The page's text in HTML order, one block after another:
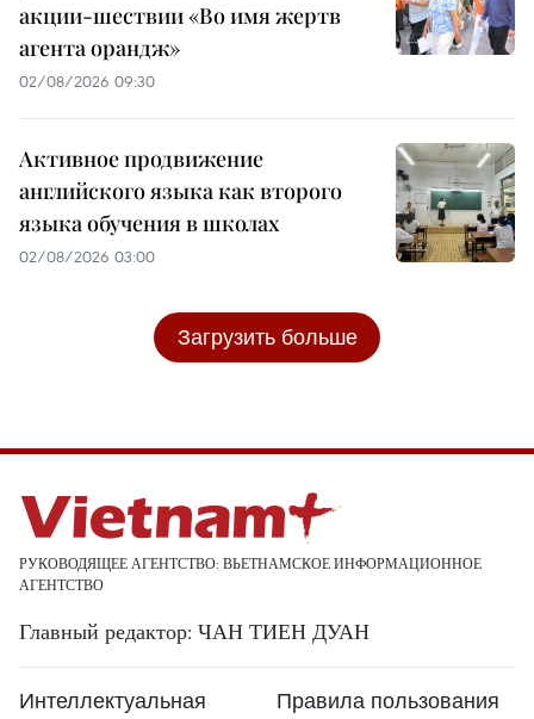
акции-шествии «Во имя жертв
агента орандж»
02/08/2026 09:30
Активное продвижение
английского языка как второго
языка обучения в школах
02/08/2026 03:00
Загрузить больше
РУКОВОДЯЩЕЕ АГЕНТСТВО: ВЬЕТНАМСКОЕ ИНФОРМАЦИОННОЕ
АГЕНТСТВО
Главный редактор: ЧАН ТИЕН ДУАН
Интеллектуальная
Правила пользования